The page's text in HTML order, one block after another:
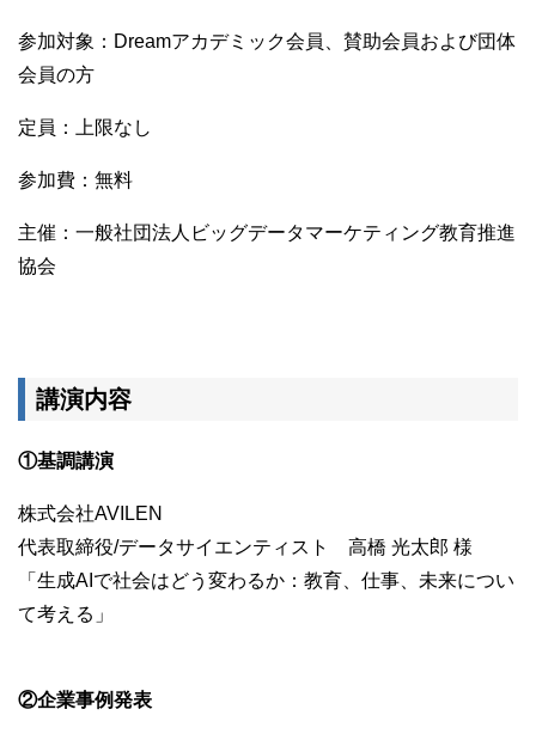
参加対象：Dreamアカデミック会員、賛助会員および団体
会員の方
定員：上限なし
参加費：無料
主催：一般社団法人ビッグデータマーケティング教育推進
協会
講演内容
①基調講演
株式会社AVILEN
代表取締役/データサイエンティスト 高橋 光太郎 様
「生成AIで社会はどう変わるか：教育、仕事、未来につい
て考える」
②企業事例発表